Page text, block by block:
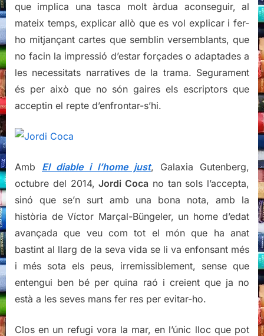
que implica una tasca molt àrdua aconseguir, al
mateix temps, explicar allò que es vol explicar i fer-
ho mitjançant cartes que semblin versemblants, que
no facin la impressió d’estar forçades o adaptades a
les necessitats narratives de la trama. Segurament
és per això que no són gaires els escriptors que
acceptin el repte d’enfrontar-s’hi.
Amb El diable i l’home just, Galaxia Gutenberg,
octubre del 2014,Jordi Coca no tan sols l’accepta,
sinó que se’n surt amb una bona nota, amb la
història de Víctor Marçal-Büngeler, un home d’edat
avançada que veu com tot el món que ha anat
bastint al llarg de la seva vida se li va enfonsant més
i més sota els peus, irremissiblement, sense que
entengui ben bé per quina raó i creient que ja no
està a les seves mans fer res per evitar-ho.
Clos en un refugi vora la mar, en l’únic lloc que pot